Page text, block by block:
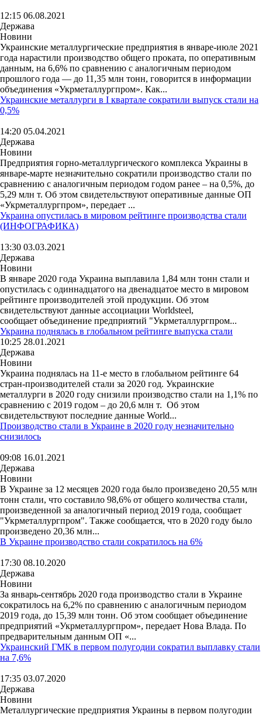
12:15 06.08.2021
Держава
Новини
Украинские металлургические предприятия в январе-июле 2021
года нарастили производство общего проката, по оперативным
данным, на 6,6% по сравнению с аналогичным периодом
прошлого года — до 11,35 млн тонн, говорится в информации
объединения «Укрметаллургпром». Как...
Украинские металлурги в I квартале сократили выпуск стали на
0,5%
14:20 05.04.2021
Держава
Новини
Предприятия горно-металлургического комплекса Украины в
январе-марте незначительно сократили производство стали по
сравнению с аналогичным периодом годом ранее – на 0,5%, до
5,29 млн т. Об этом свидетельствуют оперативные данные ОП
«Укрметаллургпром», передает ...
Украина опустилась в мировом рейтинге производства стали
(ИНФОГРАФИКА)
13:30 03.03.2021
Держава
Новини
В январе 2020 года Украина выплавила 1,84 млн тонн стали и
опустилась с одиннадцатого на двенадцатое место в мировом
рейтинге производителей этой продукции. Об этом
свидетельствуют данные ассоциации Worldsteel,
сообщает объединение предприятий "Укрметаллургпром...
Украина поднялась в глобальном рейтинге выпуска стали
10:25 28.01.2021
Держава
Новини
Украина поднялась на 11-е место в глобальном рейтинге 64
стран-производителей стали за 2020 год. Украинские
металлурги в 2020 году снизили производство стали на 1,1% по
сравнению с 2019 годом – до 20,6 млн т. Об этом
свидетельствуют последние данные World...
Производство стали в Украине в 2020 году незначительно
снизилось
09:08 16.01.2021
Держава
Новини
В Украине за 12 месяцев 2020 года было произведено 20,55 млн
тонн стали, что составило 98,6% от общего количества стали,
произведенной за аналогичный период 2019 года, сообщает
"Укрметаллургпром". Также сообщается, что в 2020 году было
произведено 20,36 млн...
В Украине производство стали сократилось на 6%
17:30 08.10.2020
Держава
Новини
За январь-сентябрь 2020 года производство стали в Украине
сократилось на 6,2% по сравнению с аналогичным периодом
2019 года, до 15,39 млн тонн. Об этом сообщает объединение
предприятий «Укрметаллургпром», передает Нова Влада. По
предварительным данным ОП «...
Украинский ГМК в первом полугодии сократил выплавку стали
на 7,6%
17:35 03.07.2020
Держава
Новини
Металлургические предприятия Украины в первом полугодии